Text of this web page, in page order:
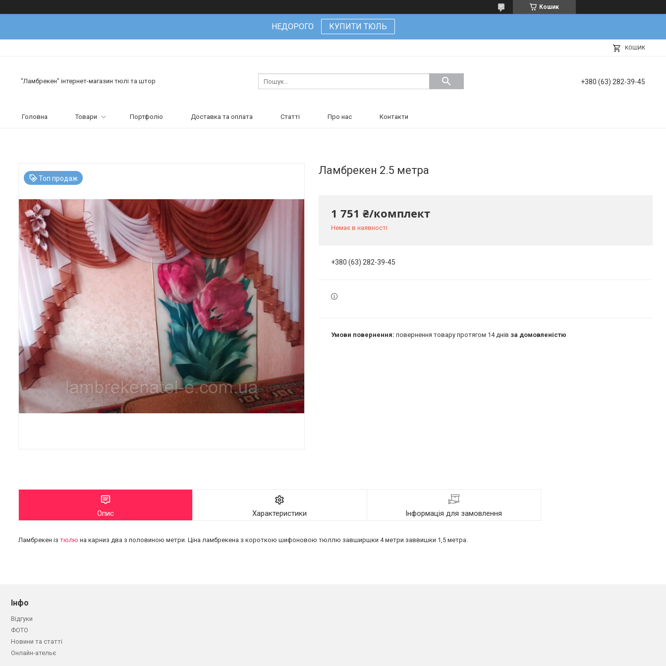
Кошик
НЕДОРОГО КУПИТИ ТЮЛЬ
КОШИК
"Ламбрекен" інтернет-магазин тюлі та штор +380 (63) 282-39-45
Головна Товари Портфоліо Доставка та оплата Статті Про нас Контакти
Топ продаж
Ламбрекен 2.5 метра
1 751 ₴/комплект
Немає в наявності
+380 (63) 282-39-45
повернення товару протягом 14 днів за домовленістю
Опис Характеристики Інформація для замовлення
Ламбрекен із тюлю на карниз два з половиною метри. Ціна ламбрекена з короткою шифоновою тюллю завширшки 4 метри заввишки 1,5 метра.
Інфо
Відгуки
ФОТО
Новини та статті
Онлайн-ательє